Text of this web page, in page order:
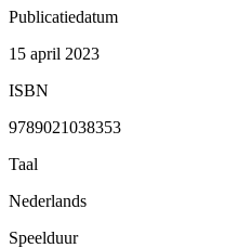
Publicatiedatum
15 april 2023
ISBN
9789021038353
Taal
Nederlands
Speelduur